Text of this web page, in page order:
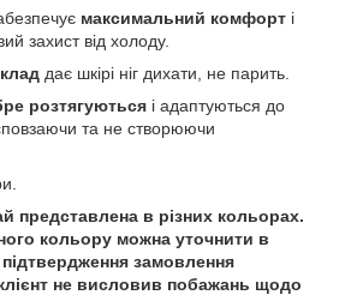
максимальний комфорт і
захист від холоду.
дає шкірі ніг дихати, не парить.
розтягуються і адаптуються до
та не створюючи
представлена в різних кольорах.
кольору можна уточнити в
замовлення
не висловив побажань щодо